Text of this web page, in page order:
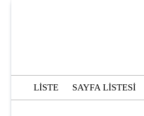
LISTE SAYFA LISTESI